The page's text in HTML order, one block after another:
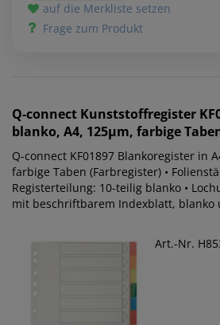
auf die Merkliste setzen
Frage zum Produkt
Q-connect Kunststoffregister
blanko, A4, 125µm, farbige
Q-connect KF01897 Blankoregister in
farbige Taben (Farbregister) •
Registerteilung: 10-teilig blanko •
mit beschriftbarem Indexblatt, blanko
Art.-Nr.